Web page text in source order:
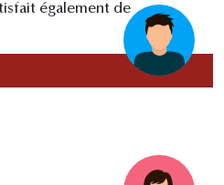
également de